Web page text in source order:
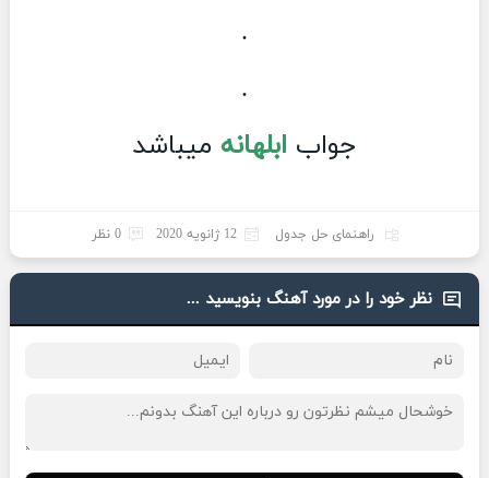
.
.
جواب ابلهانه میباشد
راهنمای حل جدول 12 ژانویه 2020 0 نظر
نظر خود را در مورد آهنگ بنویسید ...